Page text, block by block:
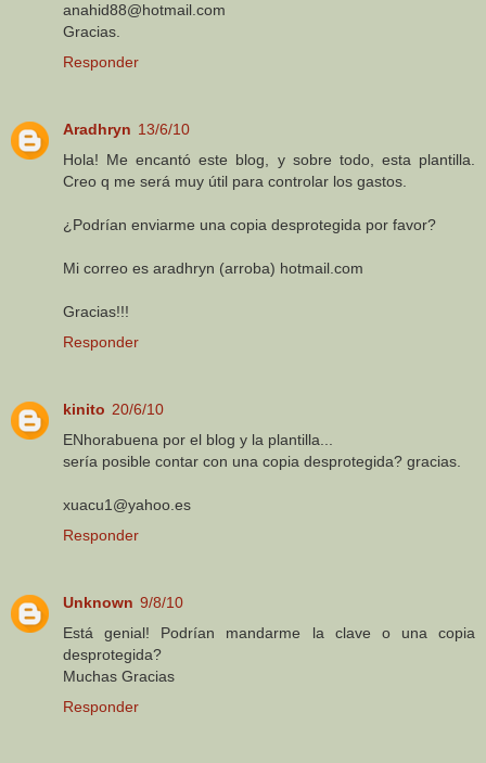
anahid88@hotmail.com
Gracias.
Responder
Aradhryn 13/6/10
Hola! Me encantó este blog, y sobre todo, esta plantilla.
Creo q me será muy útil para controlar los gastos.
¿Podrían enviarme una copia desprotegida por favor?
Mi correo es aradhryn (arroba) hotmail.com
Gracias!!!
Responder
kinito 20/6/10
ENhorabuena por el blog y la plantilla...
sería posible contar con una copia desprotegida? gracias.
xuacu1@yahoo.es
Responder
Unknown 9/8/10
Está genial! Podrían mandarme la clave o una copia
desprotegida?
Muchas Gracias
Responder